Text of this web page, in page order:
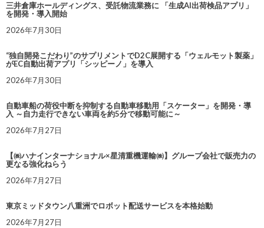
三井倉庫ホールディングス、受託物流業務に 「生成AI出荷検品アプリ」
を開発・導入開始
2026年7月30日
“独自開発こだわり”のサプリメントでD2C展開する「ウェルモット製薬」
がEC自動出荷アプリ「シッピーノ」を導入
2026年7月30日
自動車船の荷役中断を抑制する自動車移動用「スケーター」を開発・導
入 ～自力走行できない車両を約5分で移動可能に～
2026年7月27日
【㈱ハナインターナショナル×星清重機運輸㈱】グループ会社で販売力の
更なる強化ねらう
2026年7月27日
東京ミッドタウン八重洲でロボット配送サービスを本格始動
2026年7月27日